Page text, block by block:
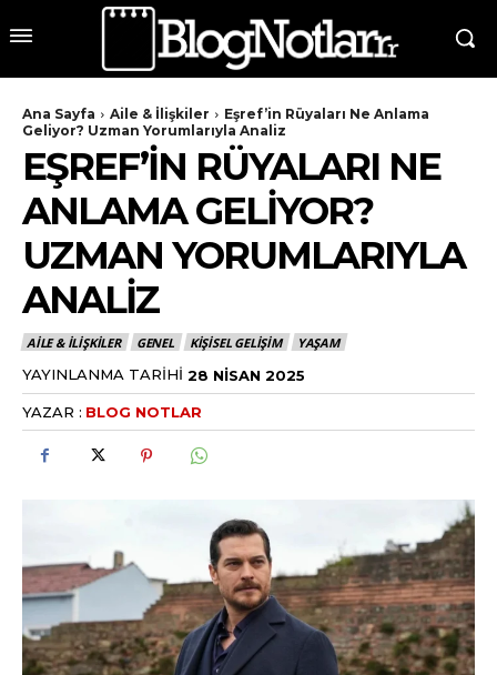
Ana Sayfa Aile & İlişkiler
Eşref’in Rüyaları Ne Anlama
Geliyor? Uzman Yorumlarıyla Analiz
EŞREF’IN RÜYALARI NE
ANLAMA GELIYOR?
UZMAN YORUMLARIYLA
ANALIZ
AILE & İLIŞKILER GENEL KIŞISEL GELIŞIM YAŞAM
YAYINLANMA TARIHI 28 NISAN 2025
YAZAR : BLOG NOTLAR